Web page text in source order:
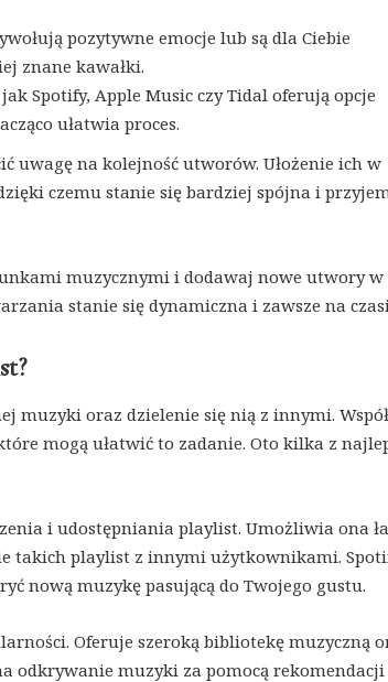
pozytywne emocje lub są dla Ciebie
znane kawałki.
Spotify, Apple Music czy Tidal oferują opcje
ułatwia proces.
na kolejność utworów. Ułożenie ich w
czemu stanie się bardziej spójna i
muzycznymi i dodawaj nowe utwory
stanie się dynamiczna i zawsze na
oraz dzielenie się nią z innymi.
mogą ułatwić to zadanie. Oto kilka z
i udostępniania playlist. Umożliwia ona
takich playlist z innymi użytkownikami.
nową muzykę pasującą do Twojego gustu.
Oferuje szeroką bibliotekę muzyczną
odkrywanie muzyki za pomocą